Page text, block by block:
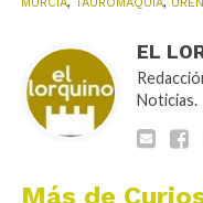
MURCIA, TAUROMAQUÍA,
EL
Noticias.